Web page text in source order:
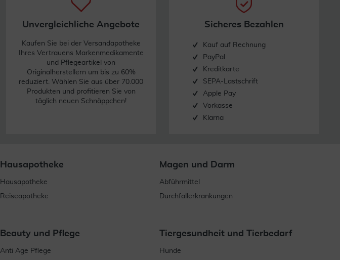
Unvergleichliche Angebote
Kaufen Sie bei der Versandapotheke
Ihres Vertrauens Markenmedikamente
und Pflegeartikel von
Originalherstellern um bis zu 60%
reduziert. Wählen Sie aus über 70.000
Produkten und profitieren Sie von
täglich neuen Schnäppchen!
Sicheres Bezahlen
Kauf auf Rechnung
PayPal
Kreditkarte
SEPA-Lastschrift
Apple Pay
Vorkasse
Klarna
Hausapotheke
Hausapotheke
Reiseapotheke
Magen und Darm
Abführmittel
Durchfallerkrankungen
Beauty und Pflege
Anti Age Pflege
Tiergesundheit und Tierbedarf
Hunde